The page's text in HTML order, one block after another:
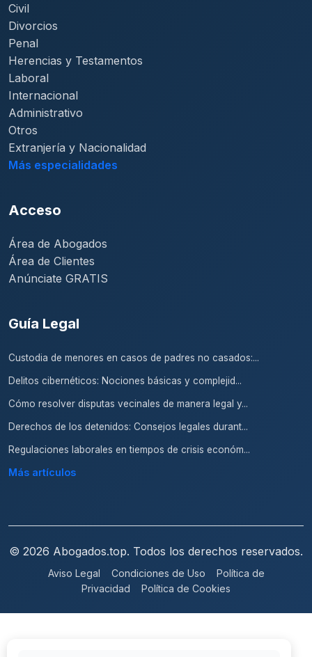
Civil
Divorcios
Penal
Herencias y Testamentos
Laboral
Internacional
Administrativo
Otros
Extranjería y Nacionalidad
Más especialidades
Acceso
Área de Abogados
Área de Clientes
Anúnciate GRATIS
Guía Legal
Custodia de menores en casos de padres no casados:...
Delitos cibernéticos: Nociones básicas y complejid...
Cómo resolver disputas vecinales de manera legal y...
Derechos de los detenidos: Consejos legales durant...
Regulaciones laborales en tiempos de crisis económ...
Más artículos
© 2026 Abogados.top. Todos los derechos reservados.
Aviso Legal Condiciones de Uso
Política de
Privacidad
Política de Cookies